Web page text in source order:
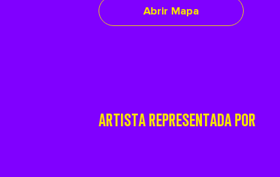
Abrir Mapa
ARTISTA REPRESENTADA POR